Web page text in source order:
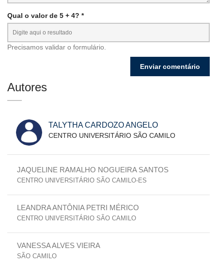
Qual o valor de 5 + 4? *
Precisamos validar o formulário.
Autores
TALYTHA CARDOZO ANGELO
CENTRO UNIVERSITÁRIO SÃO CAMILO
JAQUELINE RAMALHO NOGUEIRA SANTOS
CENTRO UNIVERSITÁRIO SÃO CAMILO-ES
LEANDRA ANTÔNIA PETRI MÉRICO
CENTRO UNIVERSITÁRIO SÃO CAMILO
VANESSA ALVES VIEIRA
SÃO CAMILO